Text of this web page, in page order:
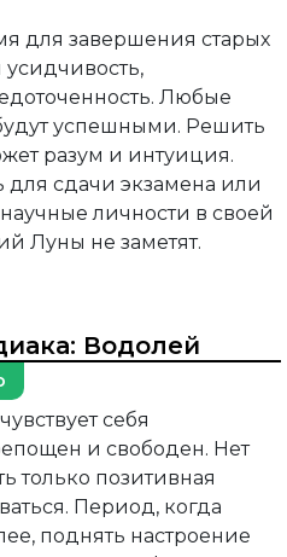
для завершения старых
усидчивость,
Любые
успешными. Решить
разум и интуиция.
сдачи экзамена или
личности в своей
Луны не заметят.
Водолей
себя
и свободен. Нет
только позитивная
Период, когда
поднять настроение